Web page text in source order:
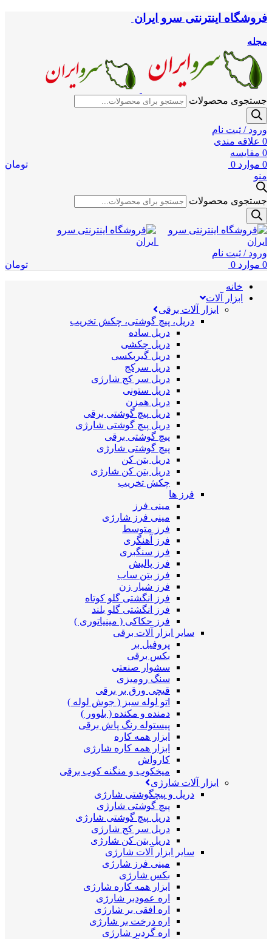
فروشگاه اینترنتی سرو ایران
مجله
جستجوی محصولات
ورود / ثبت نام
0 علاقه مندی
0 مقایسه
0 موارد 0
تومان
منو
جستجوی محصولات
ورود / ثبت نام
0 موارد 0 تومان
خانه
ابزار آلات
ابزار آلات برقی
دریل، پیچ گوشتی، چکش تخریب
دریل ساده
دریل چکشی
دریل گیربکسی
دریل سرکج
دریل سر کج شارژی
دریل ستونی
دریل همزن
دریل پیچ گوشتی برقی
دریل پیچ گوشتی شارژی
پیچ گوشتی برقی
پیچ گوشتی شارژی
دریل بتن کن
دریل بتن کن شارژی
چکش تخریب
فرز ها
مینی فرز
مینی فرز شارژی
فرز متوسط
فرز آهنگری
فرز سنگبری
فرز پالیش
فرز بتن ساب
فرز شیار زن
فرز انگشتی گلو کوتاه
فرز انگشتی گلو بلند
فرز حکاکی ( مینیاتوری )
سایر ابزار آلات برقی
پروفیل بر
بکس برقی
سشوار صنعتی
سنگ رومیزی
قیچی ورق بر برقی
اتو لوله سبز ( جوش لوله )
دمنده و مکنده ( بلوور )
پیستوله رنگ پاش برقی
ابزار همه کاره
ابزار همه کاره شارژی
کارواش
میخکوب و منگنه کوب برقی
ابزار آلات شارژی
دریل و پیچگوشتی شارژی
پیچ گوشتی شارژی
دریل پیچ گوشتی شارژی
دریل سر کج شارژی
دریل بتن کن شارژی
سایر ابزار آلات شارژی
مینی فرز شارژی
بکس شارژی
ابزار همه کاره شارژی
اره عمودبر شارژی
اره افقی بر شارژی
اره درخت بر شارژی
اره گردبر شارژی